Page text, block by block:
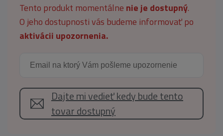
Tento produkt momentálne nie je dostupný.
O jeho dostupnosti vás budeme informovať po
aktivácii upozornenia.
Dajte mi vedieť kedy bude tento
tovar dostupný